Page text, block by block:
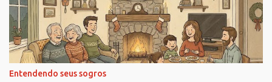
o
s
Entendendo seus sogros